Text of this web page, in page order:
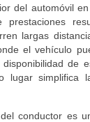
del automóvil en
prestaciones
largas
el vehículo
de
lugar simplifica
conductor es